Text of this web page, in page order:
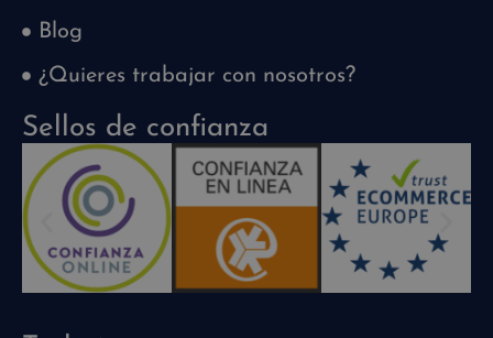
Blog
¿Quieres trabajar con nosotros?
Sellos de confianza